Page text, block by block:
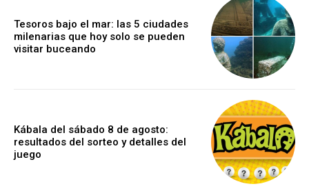
Tesoros bajo el mar: las 5 ciudades
milenarias que hoy solo se pueden
visitar buceando
Kábala del sábado 8 de agosto:
resultados del sorteo y detalles del
juego